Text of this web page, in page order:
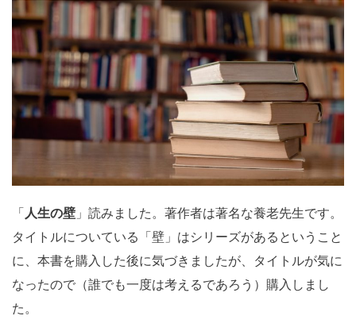
「 人生の壁 」読みました。著作者は著名な養老先生です。
タイトルについている「壁」はシリーズがあるということ
に、本書を購入した後に気づきましたが、タイトルが気に
なったので（誰でも一度は考えるであろう）購入しまし
た。